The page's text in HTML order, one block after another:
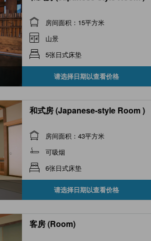
房间面积：15平方米
山景
5张日式床垫
请选择日期以查看价格
和式房 (Japanese-style Room )
房间面积：43平方米
可吸烟
6张日式床垫
请选择日期以查看价格
客房 (Room)